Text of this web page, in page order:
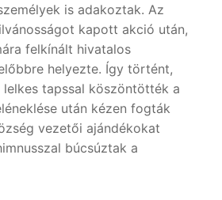
is adakoztak. Az
kapott akció után,
felkínált hivatalos
helyezte. Így történt,
tapssal köszöntötték a
után kézen fogták
vezetői ajándékokat
búcsúztak a